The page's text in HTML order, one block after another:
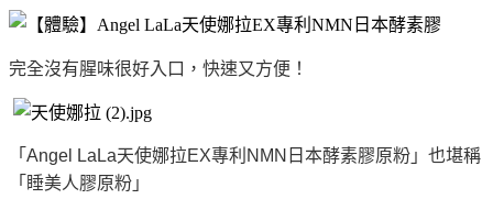
完全沒有腥味很好入口，快速又方便！
「Angel LaLa天使娜拉EX專利NMN日本酵素膠原粉」也堪稱
「睡美人膠原粉」